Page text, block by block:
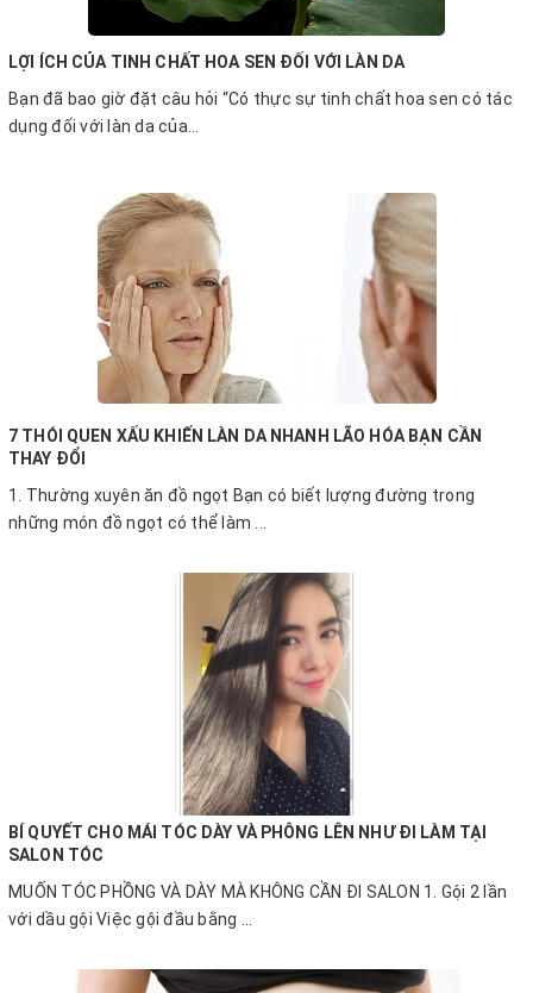
LỢI ÍCH CỦA TINH CHẤT HOA SEN ĐỐI VỚI LÀN DA
Bạn đã bao giờ đặt câu hỏi “Có thực sự tinh chất hoa sen có tác
dụng đối với làn da của...
7 THÓI QUEN XẤU KHIẾN LÀN DA NHANH LÃO HÓA BẠN CẦN
THAY ĐỔI
1. Thường xuyên ăn đồ ngọt Bạn có biết lượng đường trong
những món đồ ngọt có thể làm ...
BÍ QUYẾT CHO MÁI TÓC DÀY VÀ PHÔNG LÊN NHƯ ĐI LÀM TẠI
SALON TÓC
MUỐN TÓC PHỒNG VÀ DÀY MÀ KHÔNG CẦN ĐI SALON 1. Gội 2 lần
với dầu gội Việc gội đầu bằng ...